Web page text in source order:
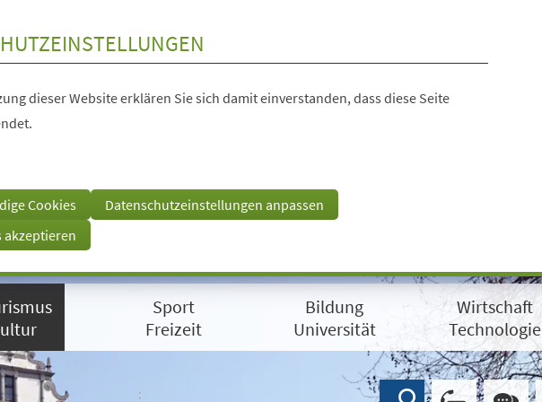
dieser Website erklären Sie sich damit einverstanden, dass diese Seite
Cookies
Datenschutzeinstellungen anpassen
akzeptieren
Sport
Freizeit
Bildung
Universität
Wirtschaft
Technologie